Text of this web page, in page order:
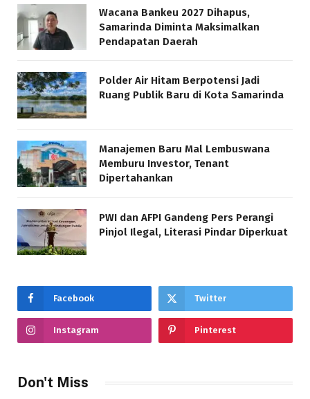
Wacana Bankeu 2027 Dihapus,
Samarinda Diminta Maksimalkan
Pendapatan Daerah
Polder Air Hitam Berpotensi Jadi
Ruang Publik Baru di Kota Samarinda
Manajemen Baru Mal Lembuswana
Memburu Investor, Tenant
Dipertahankan
PWI dan AFPI Gandeng Pers Perangi
Pinjol Ilegal, Literasi Pindar Diperkuat
Facebook Twitter
Instagram Pinterest
Don't Miss